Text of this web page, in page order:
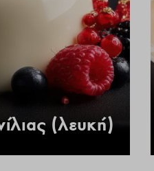
(λευκή)